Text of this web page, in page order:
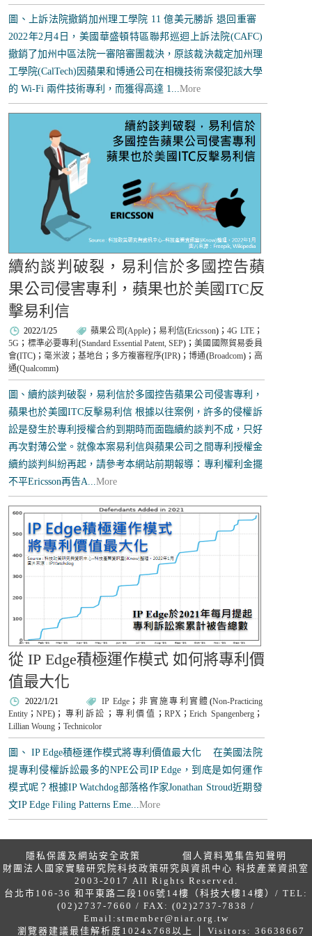
圖、上訴法院撤銷加州理工學院 11 億美元勝訴 退回重審
2022年2月4日，美國華盛頓特區聯邦巡迴上訴法院(CAFC)
撤銷了加州中區法院一審陪審團裁決，原該裁決裁定加州理
工學院(CalTech)因蘋果和博通公司在相機技術案侵犯該大學
的 Wi-Fi 兩件技術專利，而獲得高達 1...More
續約談判破裂，易利信於多國控告蘋
果公司侵害專利，蘋果也於美國ITC反
擊易利信
2022/1/25 蘋果公司(Apple)；易利信(Ericsson)；4G LTE；
5G ； 標準必要專利 (Standard Essential Patent, SEP)；美國國際貿易委員
會(ITC)；毫米波； 基地台 ； 多方複審程序(IPR)；博通(Broadcom)； 高
通(Qualcomm)
圖、續約談判破裂，易利信於多國控告蘋果公司侵害專利，
蘋果也於美國ITC反擊易利信 根據以往案例，許多的侵權訴
訟是發生於專利授權合約到期時而面臨續約談判不成，只好
再次對薄公堂。就像本案易利信與蘋果公司之間專利授權金
續約談判糾紛再起，請參考本網站前期報導：專利權利金擺
不平Ericsson再告A...More
從 IP Edge積極運作模式 如何將專利價
值最大化
2022/1/21 IP Edge ； 非實施專利實體 (Non-Practicing
Entity ；NPE)； 專利訴訟 ； 專利價值 ；RPX ；Erich Spangenberg；
Lillian Woung ；Technicolor
圖、 IP Edge積極運作模式將專利價值最大化 在美國法院
提專利侵權訴訟最多的NPE公司IP Edge，到底是如何運作
模式呢？根據IP Watchdog部落格作家Jonathan Stroud近期發
文IP Edge Filing Patterns Eme...More
隱私保護及網站安全政策
個人資料蒐集告知聲明
財團法人國家實驗研究院科技政策研究與資訊中心 科技產業資訊室
2003-2017 All Rights Reserved.
台北市106-36 和平東路二段106號14樓（科技大樓14樓）/ TEL:
(02)2737-7660 / FAX: (02)2737-7838 /
Email: stmember@niar.org.tw
瀏覽器建議最佳解析度1024x768以上 │ Visitors: 36638667